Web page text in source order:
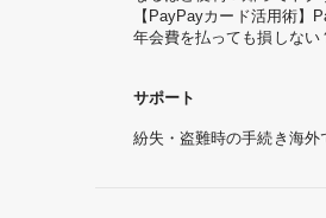
【PayPayカード活用術】
年会費を払っても損しな
サポート
紛失・盗難時の手続き 海外